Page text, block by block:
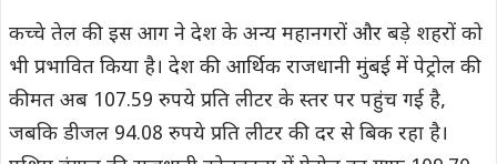
कच्चे तेल की इस आग ने देश के अन्य महानगरों और बड़े शहरों को
भी प्रभावित किया है। देश की आर्थिक राजधानी मुंबई में पेट्रोल की
कीमत अब 107.59 रुपये प्रति लीटर के स्तर पर पहुंच गई है,
जबकि डीजल 94.08 रुपये प्रति लीटर की दर से बिक रहा है।